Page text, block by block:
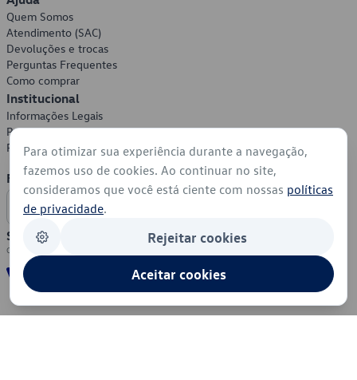
Quem Somos
Atendimento (SAC)
Devoluções e trocas
Perguntas Frequentes
Como comprar
Institucional
Informações Legais
Política de Privacidade
Política de Cookies
Formas de Pagamento
Segurança
Para otimizar sua experiência durante a navegação,
fazemos uso de cookies. Ao continuar no site,
consideramos que você está ciente com nossas políticas
de privacidade.
Rejeitar cookies
Aceitar cookies